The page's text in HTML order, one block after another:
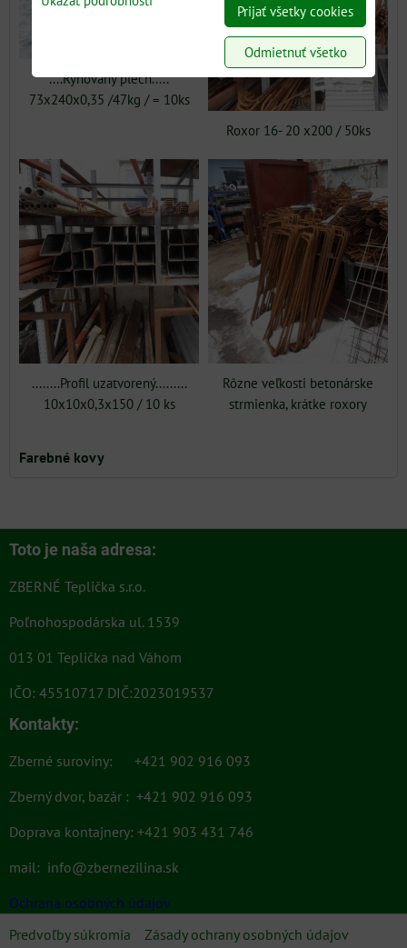
....Ryhovaný plech.....
73x240x0,35 /47kg / = 10ks
Roxor 16- 20 x200 / 50ks
........Profil uzatvorený.........
10x10x0,3x150 / 10 ks
Rôzne veľkosti betonárske
strmienka, krátke roxory
Farebné kovy
Toto je naša adresa:
ZBERNÉ Teplička s.r.o.
Poľnohospodárska ul. 1539
013 01 Teplička nad Váhom
IČO: 45510717 DIČ:2023019537
Kontakty:
Zberné suroviny: +421 902 916 093
Zberný dvor, bazár : +421 902 916 093
Doprava kontajnery: +421 903 431 746
mail: info@zbernezilina.sk
Ochrana osobných údajov
Predvoľby súkromia
Zásady ochrany osobných údajov
Prijať všetky cookies
Odmietnuť všetko